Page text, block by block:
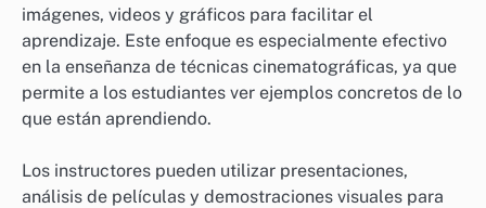
imágenes, videos y gráficos para facilitar el
aprendizaje. Este enfoque es especialmente efectivo
en la enseñanza de técnicas cinematográficas, ya que
permite a los estudiantes ver ejemplos concretos de lo
que están aprendiendo.
Los instructores pueden utilizar presentaciones,
análisis de películas y demostraciones visuales para